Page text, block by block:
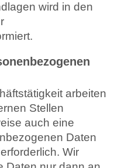
wird in den
arbeiten
Stellen
auch eine
Daten
Wir